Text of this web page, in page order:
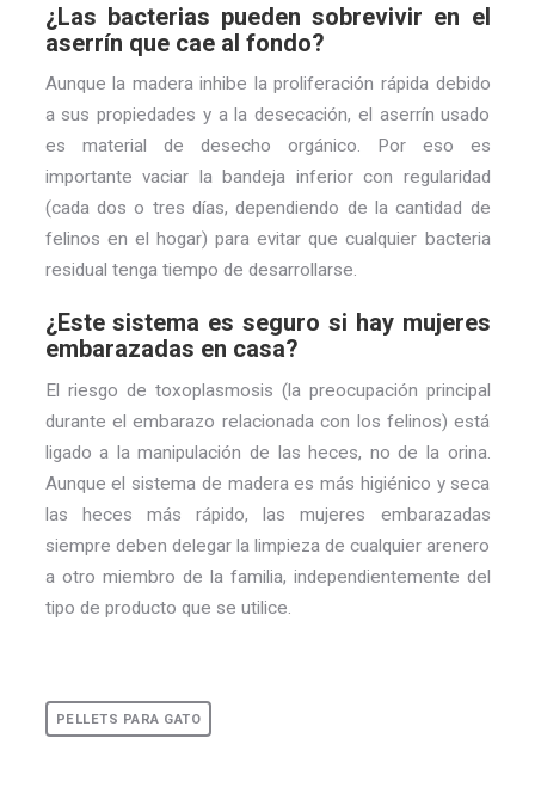
¿Las bacterias pueden sobrevivir en el
aserrín que cae al fondo?
Aunque la madera inhibe la proliferación rápida debido
a sus propiedades y a la desecación, el aserrín usado
es material de desecho orgánico. Por eso es
importante vaciar la bandeja inferior con regularidad
(cada dos o tres días, dependiendo de la cantidad de
felinos en el hogar) para evitar que cualquier bacteria
residual tenga tiempo de desarrollarse.
¿Este sistema es seguro si hay mujeres
embarazadas en casa?
El riesgo de toxoplasmosis (la preocupación principal
durante el embarazo relacionada con los felinos) está
ligado a la manipulación de las heces, no de la orina.
Aunque el sistema de madera es más higiénico y seca
las heces más rápido, las mujeres embarazadas
siempre deben delegar la limpieza de cualquier arenero
a otro miembro de la familia, independientemente del
tipo de producto que se utilice.
PELLETS PARA GATO